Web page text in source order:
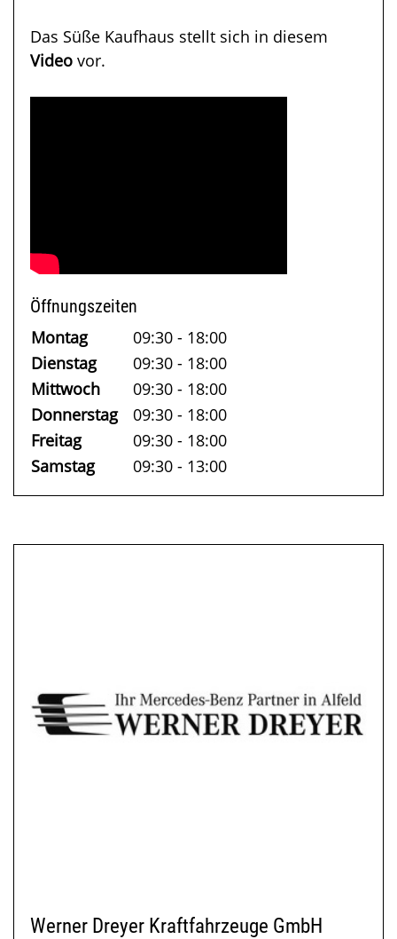
Das Süße Kaufhaus stellt sich in diesem
Video vor.
Öffnungszeiten
Montag
09:30 - 18:00
Dienstag
09:30 - 18:00
Mittwoch
09:30 - 18:00
Donnerstag 09:30 - 18:00
Freitag
09:30 - 18:00
Samstag
09:30 - 13:00
Werner Dreyer Kraftfahrzeuge GmbH